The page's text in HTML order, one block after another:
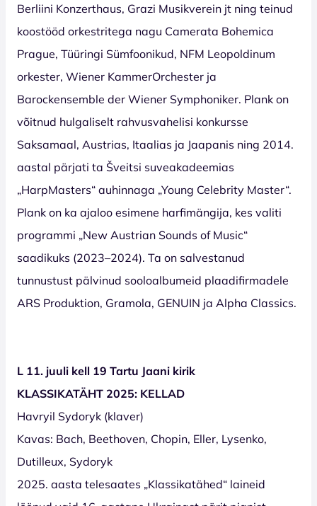
Berliini Konzerthaus, Grazi Musikverein jt ning teinud
koostööd orkestritega nagu Camerata Bohemica
Prague, Tüüringi Sümfoonikud, NFM Leopoldinum
orkester, Wiener KammerOrchester ja
Barockensemble der Wiener Symphoniker. Plank on
võitnud hulgaliselt rahvusvahelisi konkursse
Saksamaal, Austrias, Itaalias ja Jaapanis ning 2014.
aastal pärjati ta Šveitsi suveakadeemias
„HarpMasters“ auhinnaga „Young Celebrity Master“.
Plank on ka ajaloo esimene harfimängija, kes valiti
programmi „New Austrian Sounds of Music“
saadikuks (2023–2024). Ta on salvestanud
tunnustust pälvinud sooloalbumeid plaadifirmadele
ARS Produktion, Gramola, GENUIN ja Alpha Classics.
L 11. juuli kell 19 Tartu Jaani kirik
KLASSIKATÄHT 2025: KELLAD
Havryil Sydoryk (klaver)
Kavas: Bach, Beethoven, Chopin, Eller, Lysenko,
Dutilleux, Sydoryk
2025. aasta telesaates „Klassikatähed“ laineid